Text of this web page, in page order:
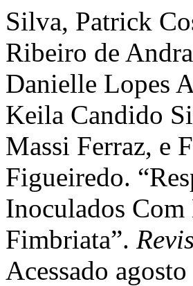
Silva, Patrick
Ribeiro de
Danielle Lopes
Keila Candido
Massi Ferraz, e
Figueiredo.
Inoculados Com
Fimbriata”.
Acessado